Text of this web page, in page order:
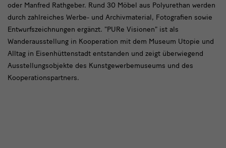
oder Manfred Rathgeber. Rund 30 Möbel aus Polyurethan werden
durch zahlreiches Werbe- und Archivmaterial, Fotografien sowie
Entwurfszeichnungen ergänzt. "PURe Visionen" ist als
Wanderausstellung in Kooperation mit dem Museum Utopie und
Alltag in Eisenhüttenstadt entstanden und zeigt überwiegend
Ausstellungsobjekte des Kunstgewerbemuseums und des
Kooperationspartners.